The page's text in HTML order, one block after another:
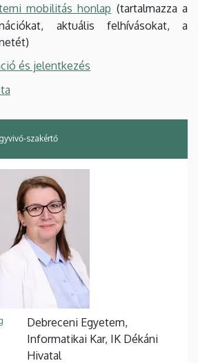
mobilitás honlap (tartalmazza a
aktuális felhívásokat, a
és jelentkezés
szakértő
Debreceni Egyetem,
Informatikai Kar, IK Dékáni
Hivatal